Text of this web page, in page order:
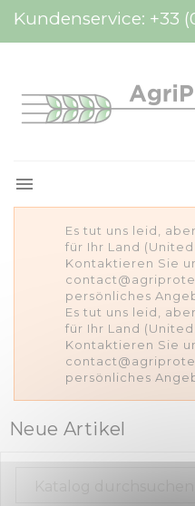
Kundenservice: +33

Es tut uns leid,
für Ihr Land
Kontaktieren Sie
persönliches
Es tut uns leid,
für Ihr Land
Kontaktieren Sie
persönliches
Neue Artikel
Cookie-Einstellungen